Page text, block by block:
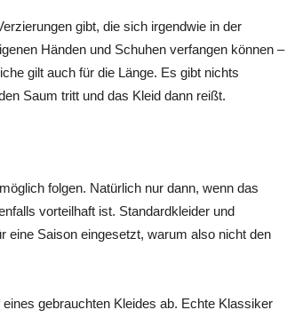
gibt, die sich irgendwie in der
Händen und Schuhen verfangen können –
gilt auch für die Länge. Es gibt nichts
Saum tritt und das Kleid dann reißt.
folgen. Natürlich nur dann, wenn das
vorteilhaft ist. Standardkleider und
eine Saison eingesetzt, warum also nicht den
gebrauchten Kleides ab. Echte Klassiker